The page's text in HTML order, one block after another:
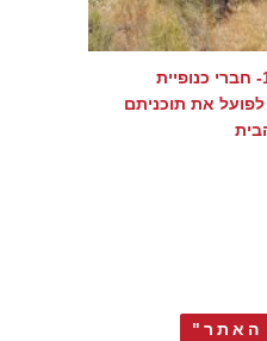
היום בהיסטוריה: 1984- חברי כנופיית
את תוכניתם
האתר"